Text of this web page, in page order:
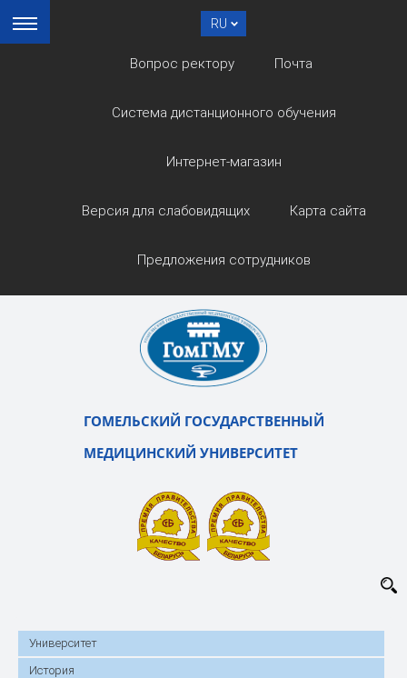
RU
Вопрос ректору Почта
Система дистанционного обучения
Интернет-магазин
Версия для слабовидящих Карта сайта
Предложения сотрудников
ГОМЕЛЬСКИЙ ГОСУДАРСТВЕННЫЙ
МЕДИЦИНСКИЙ УНИВЕРСИТЕТ
Университет
История